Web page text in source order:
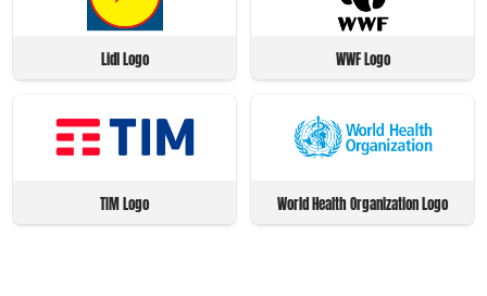
Lidl Logo WWF Logo
TIM Logo World Health Organization Logo